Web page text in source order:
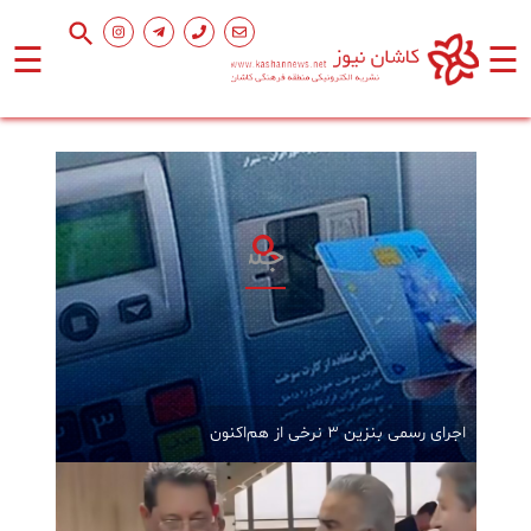
☰ ☰
اصلی
فرهنگ
ورزشی
زیست
اجرای رسمی بنزین ۳ نرخی از هم‌اکنون